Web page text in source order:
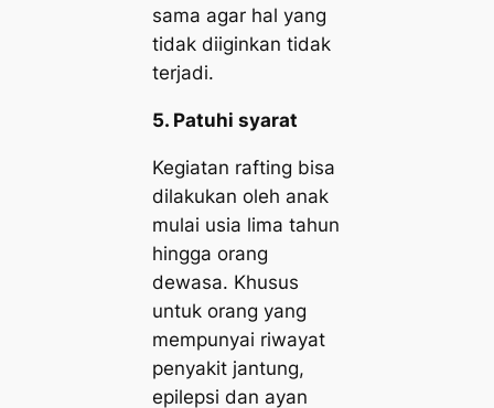
sama agar hal yang
tidak diiginkan tidak
terjadi.
5. Patuhi syarat
Kegiatan rafting bisa
dilakukan oleh anak
mulai usia lima tahun
hingga orang
dewasa. Khusus
untuk orang yang
mempunyai riwayat
penyakit jantung,
epilepsi dan ayan